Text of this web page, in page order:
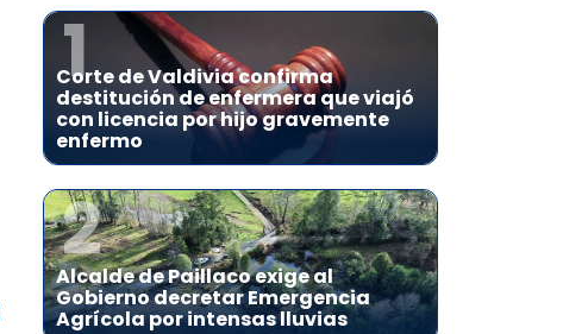
1
Corte de Valdivia confirma
destitución de enfermera que viajó
con licencia por hijo gravemente
enfermo
2
Alcalde de Paillaco exige al
Gobierno decretar Emergencia
Agrícola por intensas lluvias